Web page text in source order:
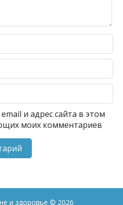
и адрес сайта в этом
моих комментариев
и здоровье © 2026